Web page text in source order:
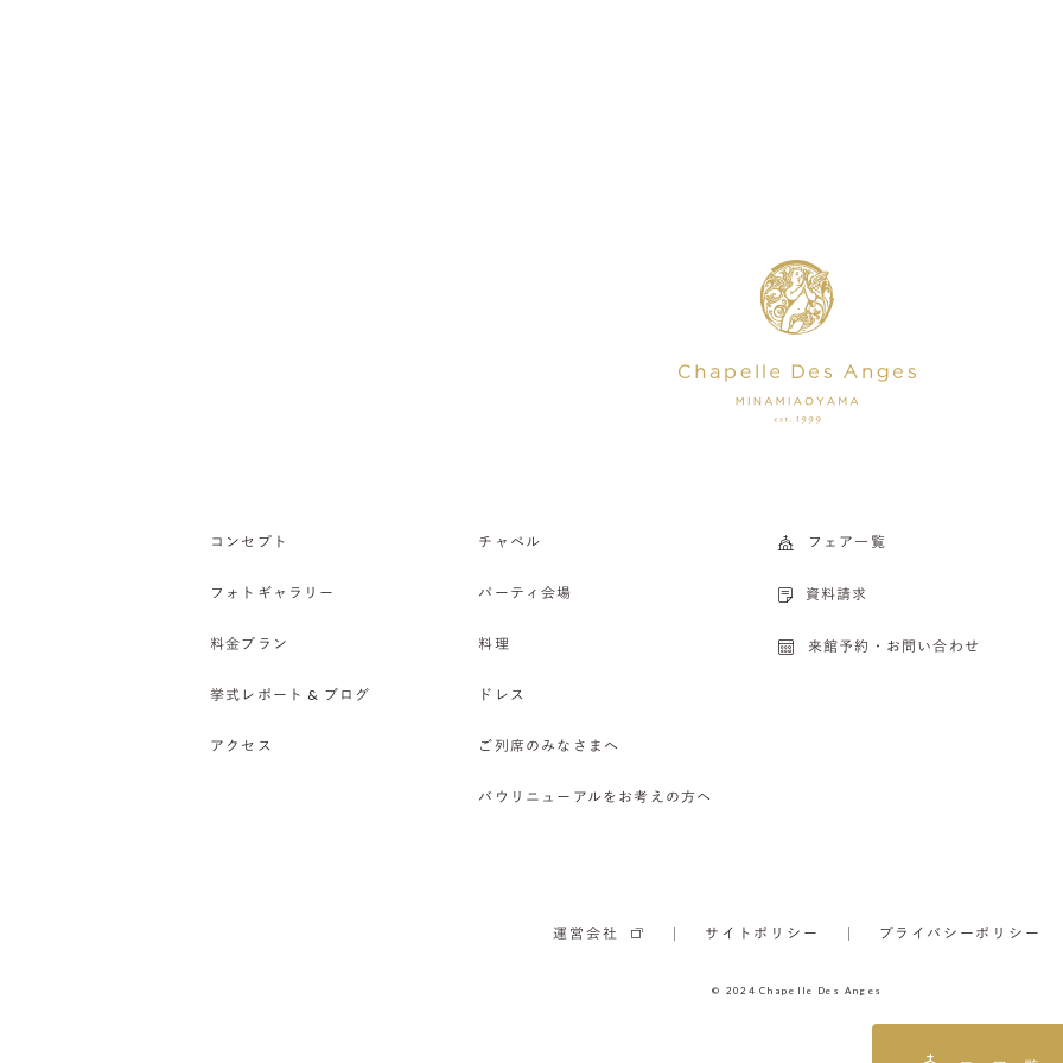
コンセプト
フォトギャラリー
料金プラン
挙式レポート & ブログ
アクセス
チャペル
パーティ会場
料理
ドレス
ご列席のみなさまへ
バウリニューアルをお考えの方へ
フェア一覧
資料請求
来館予約・お問い合わせ
運営会社 サイトポリシー プライバシーポリシー
© 2024 Chapelle Des Anges